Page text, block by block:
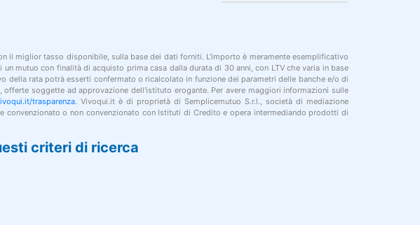
criteri di ricerca
il miglior tasso disponibile, sulla base dei dati forniti. L'importo è meramente esemplificativo
mutuo con finalità di acquisto prima casa dalla durata di 30 anni, con LTV che varia in base
della rata potrà esserti confermato o ricalcolato in funzione dei parametri delle banche e/o di
soggette ad approvazione dell'istituto erogante. Per avere maggiori informazioni sulle
trasparenza. Vivoqui.it è di proprietà di Semplicemutuo S.r.l., società di mediazione
convenzionato o non convenzionato con Istituti di Credito e opera intermediando prodotti di